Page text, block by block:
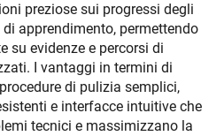
preziose sui progressi degli
apprendimento, permettendo
su evidenze e percorsi di
I vantaggi in termini di
di pulizia semplici,
e interfacce intuitive che
tecnici e massimizzano la